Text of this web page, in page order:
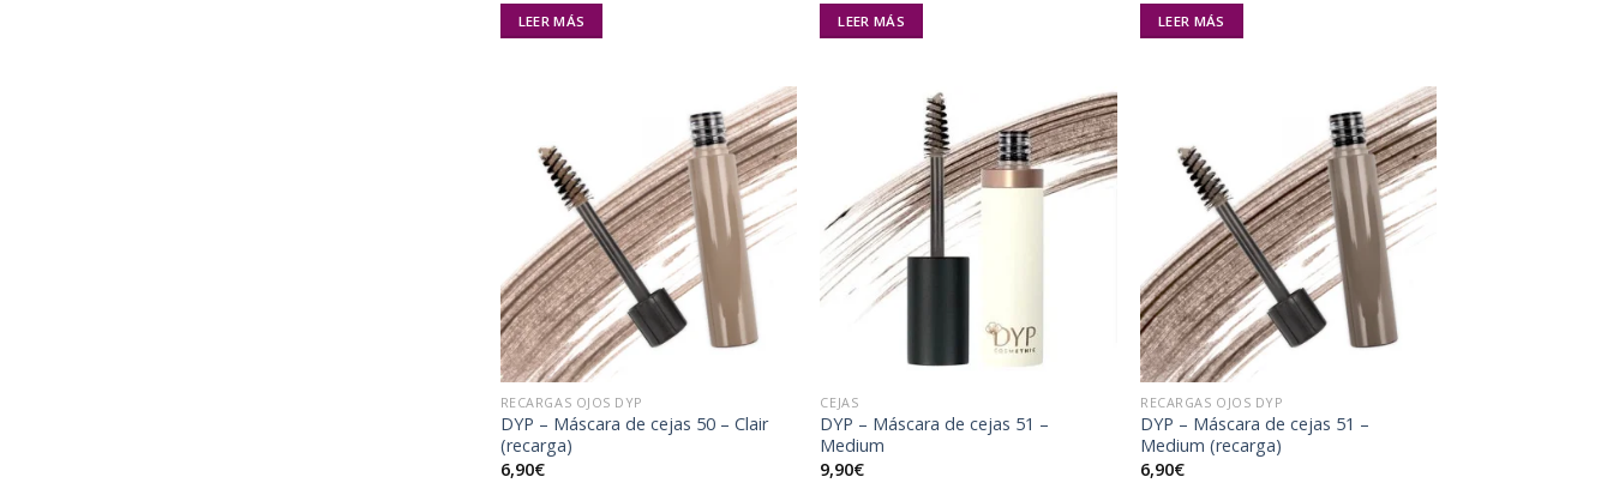
LEER MÁS LEER MÁS LEER MÁS
Añadir
a la
lista de
deseos
RECARGAS OJOS DYP
DYP – Máscara de cejas 50 – Clair
(recarga)
6,90€
Añadir
CEJAS
DYP – Máscara de cejas 51 –
Medium
9,90€
Añadir
a la
lista de
deseos
RECARGAS OJOS DYP
DYP – Máscara de cejas 51 –
Medium (recarga)
6,90€